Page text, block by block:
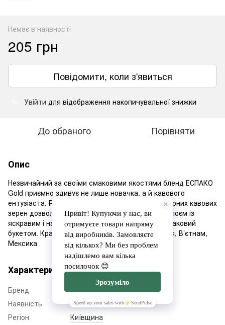
Немає в наявності
205 грн
Повідомити, коли з'явиться
Увійти для відображення накопичувальної знижки
До обраного Порівняти
Опис
Незвичайний за своїми смаковими якостями бленд ЕСПАКО
Gold приємно здивує не лише новачка, а й кавового
ентузіаста. Ретельно розроблений купаж із добірних кавових
зерен дозволить насолодитись щільнотілим напоєм із
яскравим і насичений фруктово-шоколадний смаковий
букетом. Країни походження: Бразилія, Колумбія, В’єтнам,
Мексика
Характеристики
Бренд
ЕСПАКО
Наявність
Немає в наявності
Регіон
Київщина